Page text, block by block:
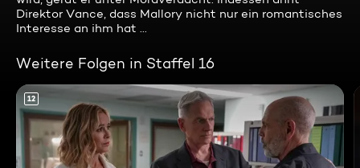
Direktor Vance, dass Mallory nicht nur ein romantisches
Interesse an ihm hat ...
Weitere Folgen in Staffel 16
12